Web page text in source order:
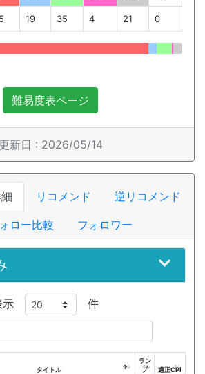
19 35 4 21 0
難易度表ページ
新日 : 2026/05/14
リコメンド 逆リコメンド
ロー比較 フォロワー
示 件
タイトル
ラン
プ
適正CPI